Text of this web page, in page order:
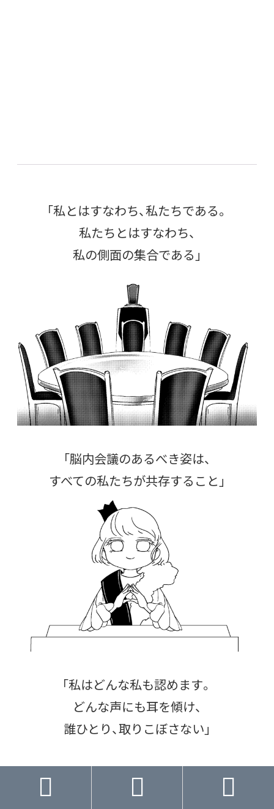
「私とはすなわち、私たちである。
私たちとはすなわち、
私の側面の集合である」
「脳内会議のあるべき姿は、
すべての私たちが共存すること」
「私はどんな私も認めます。
どんな声にも耳を傾け、
誰ひとり、取りこぼさない」
現在の私も、
  